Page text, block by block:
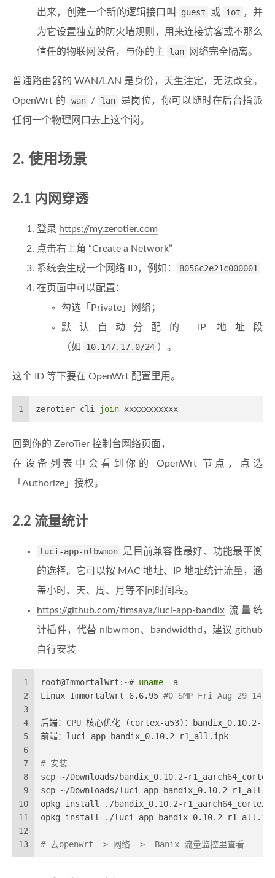
出来，创建一个新的逻辑接口叫 guest 或 iot ，并
为它设置独立的防火墙规则，用来连接访客或不那么
信任的物联网设备，与你的主
lan 网络完全隔离。
普通路由器的 WAN/LAN 是身份，天生注定，无法改变。
OpenWrt 的
wan / lan
是岗位，你可以随时在后台指派
任何一个物理网口去上这个岗。
2. 使用场景
2.1 内网穿透
登录 https://my.zerotier.com
点击右上角 “Create a Network”
系统会生成一个网络 ID，例如：
8056c2e21c000001
在页面中可以配置：
勾选「Private」网络；
默认自动分配的 IP 地址段
（如
10.147.17.0/24 ）。
这个 ID 等下要在 OpenWrt 配置里用。
1 zerotier-cli join xxxxxxxxxxx
回到你的 ZeroTier 控制台网络页面，
在设备列表中会看到你的 OpenWrt 节点，点选
「Authorize」授权。
2.2 流量统计
luci-app-nlbwmon 是目前兼容性最好、功能最平衡
的选择。它可以按 MAC 地址、IP 地址统计流量，涵
盖小时、天、周、月等不同时间段。
https://github.com/timsaya/luci-app-bandix 流量统
计插件，代替 nlbwmon、bandwidthd，建议 github
自行安装
1
2
3
4
5
6
7
8
9
10
11
12
13
root@ImmortalWrt:~# uname -a
Linux ImmortalWrt 6.6.95 #0 SMP Fri Aug 29
后端：CPU 核心优化 (cortex-a53)：bandix_0.10.2-
前端：luci-app-bandix_0.10.2-r1_all.ipk
# 安装
scp ~/Downloads/bandix_0.10.2-
scp ~/Downloads/luci-app-bandix_0.10.2-
opkg install ./bandix_0.10.2-
opkg install ./luci-app-bandix_0.10.2-
# 去openwrt -> 网络 ->  Banix 流量监控里查看